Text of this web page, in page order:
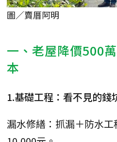
圖／賣厝阿明
一、老屋降價500
本
1.基礎工程：看不見的錢
漏水修繕：抓漏＋防水